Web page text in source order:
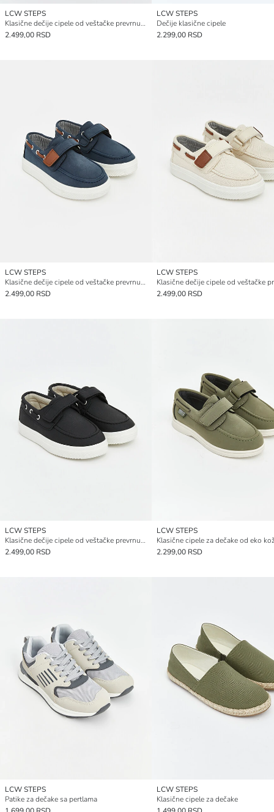
LCW STEPS
Klasične dečije cipele od veštačke prevrnute kože
2.499,00 RSD
LCW STEPS
Dečije klasične cipele
2.299,00 RSD
LCW STEPS
Klasične dečije cipele od veštačke prevrnute kože
2.499,00 RSD
LCW STEPS
2.499,00 RSD
LCW STEPS
Klasične dečije cipele od veštačke prevrnute kože
2.499,00 RSD
LCW STEPS
Klasične cipele za dečake od eko
2.299,00 RSD
LCW STEPS
Patike za dečake sa pertlama
LCW STEPS
Klasične cipele za dečake